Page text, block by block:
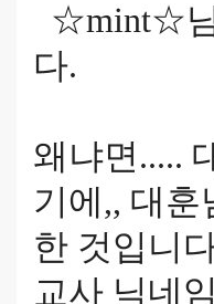
☆mint☆님
다.
왜냐면.....
기에,, 대
한 것입니
교사 닉네